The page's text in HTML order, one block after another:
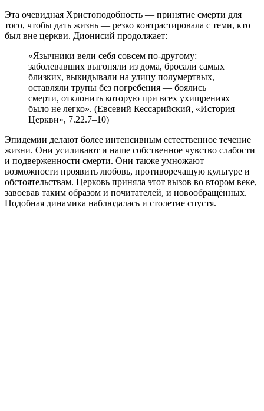
Эта очевидная Христоподобность — принятие смерти для
того, чтобы дать жизнь — резко контрастировала с теми, кто
был вне церкви. Дионисий продолжает:
«Язычники вели себя совсем по-другому:
заболевавших выгоняли из дома, бросали самых
близких, выкидывали на улицу полумертвых,
оставляли трупы без погребения — боялись
смерти, отклонить которую при всех ухищрениях
было не легко». (Евсевий Кессарийский, «История
Церкви», 7.22.7–10)
Эпидемии делают более интенсивным естественное течение
жизни. Они усиливают и наше собственное чувство слабости
и подверженности смерти. Они также умножают
возможности проявить любовь, противоречащую культуре и
обстоятельствам. Церковь приняла этот вызов во втором веке,
завоевав таким образом и почитателей, и новообращённых.
Подобная динамика наблюдалась и столетие спустя.